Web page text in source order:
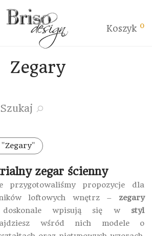
Koszyk 0
Zegary
Szukaj
"Zegary"
zegar ścienny
przygotowaliśmy propozycje dla
loftowych wnętrz – zegary
wpisują się w styl
wśród nich modele o